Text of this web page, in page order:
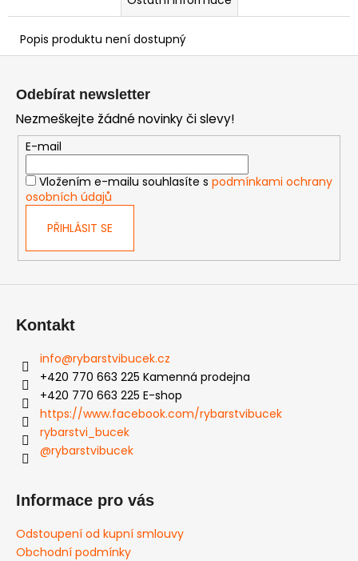
Popis produktu není dostupný
Odebírat newsletter
Nezmeškejte žádné novinky či slevy!
E-mail
Vložením e-mailu souhlasíte s podmínkami ochrany
osobních údajů
PŘIHLÁSIT SE
Kontakt
info@rybarstvibucek.cz
+420 770 663 225 Kamenná prodejna
+420 770 663 225 E-shop
https://www.facebook.com/rybarstvibucek
rybarstvi_bucek
@rybarstvibucek
Informace pro vás
Odstoupení od kupní smlouvy
Obchodní podmínky